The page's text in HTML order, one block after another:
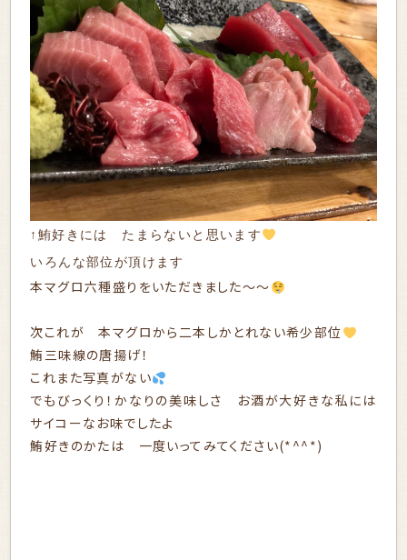
↑鮪好きには たまらないと思います
いろんな部位が頂けます
本マグロ六種盛りをいただきました～～
次これが 本マグロから二本しかとれない希少部位
鮪三味線の唐揚げ！
これまた写真がない
でもびっくり！かなりの美味しさ お酒が大好きな私には
サイコーなお味でしたよ
鮪好きのかたは 一度いってみてください(*^^*)